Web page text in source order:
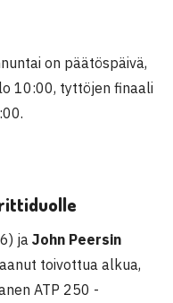
on päätöspäivä,
10:00, tyttöjen finaali
ja John Peersin
toivottua alkua,
ATP 250 -